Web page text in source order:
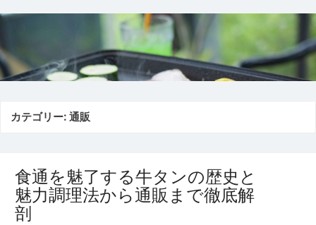
カテゴリー:通販
食通を魅了する牛タンの歴史と
魅力調理法から通販まで徹底解
剖